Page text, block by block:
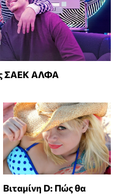
ΣΑΕΚ ΑΛΦΑ
Βιταμίνη D: Πώς θα